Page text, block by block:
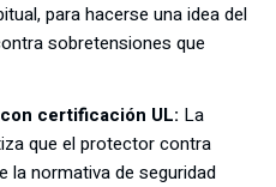
para hacerse una idea del
sobretensiones que
certificación UL: La
que el protector contra
la normativa de seguridad